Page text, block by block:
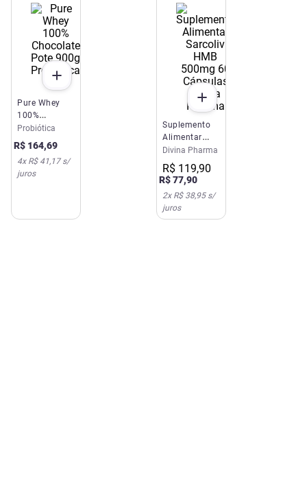
Pure Whey
100%
Chocolate
Pote 900g
Probiótica
Probiótica
R$ 164,69
4x R$ 41,17s/
juros
Suplemento
Alimentar
Sarcoliv HMB
500mg 60
Cápsulas
Divina
Pharma
Divina Pharma
R$ 119,90
R$77,90
2x R$ 38,95s/
juros